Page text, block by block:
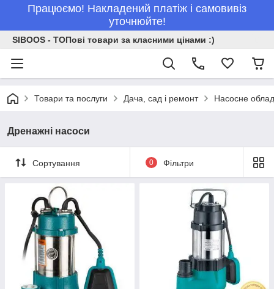
Працюємо! Накладений платіж і самовивіз
уточнюйте!
SIBOOS - ТОПові товари за класними цінами :)
Товари та послуги Дача, сад і ремонт Насосне
Дренажні насоси
Сортування 0 Фільтри